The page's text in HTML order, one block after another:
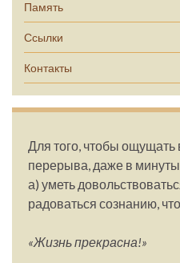
Память
Ссылки
Контакты
Для того, чтобы ощущать
перерыва, даже в
а) уметь
радоваться сознанию,
«Жизнь прекрасна!»